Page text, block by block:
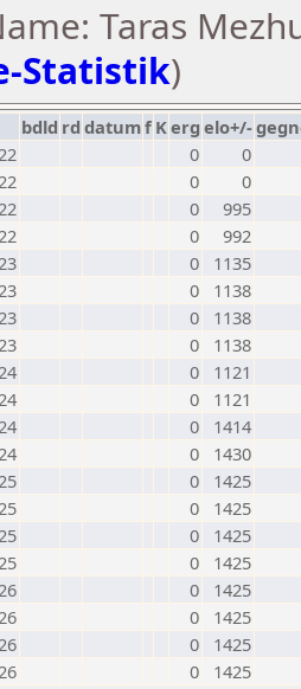
Taras
Statistik)
bdld rd datumf Kerg elo+/-
0
0
0
0
0
995
0
992
0
1135
0
1138
0
1138
0
1138
0
1121
0
1121
0
1414
0
1430
0
1425
0
1425
0
1425
0
1425
0
1425
0
1425
0
1425
0 1425